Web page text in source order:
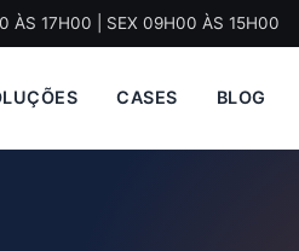
ÀS 17H00 | SEX 09H00 ÀS 15H00
CASES BLOG